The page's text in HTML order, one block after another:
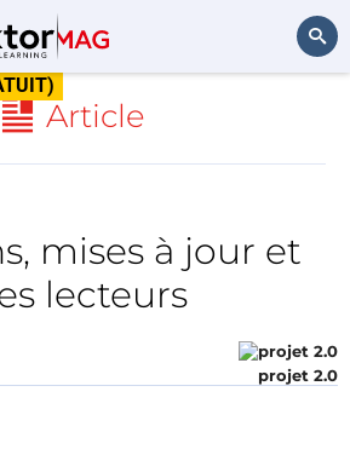
Article
mises à jour et
lecteurs
projet 2.0